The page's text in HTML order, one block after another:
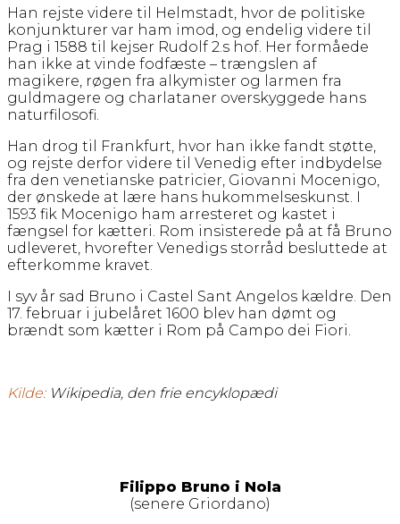
Han rejste videre til Helmstadt, hvor de politiske
konjunkturer var ham imod, og endelig videre til
Prag i 1588 til kejser Rudolf 2.s hof. Her formåede
han ikke at vinde fodfæste – trængslen af
magikere, røgen fra alkymister og larmen fra
guldmagere og charlataner overskyggede hans
naturfilosofi.
Han drog til Frankfurt, hvor han ikke fandt støtte,
og rejste derfor videre til Venedig efter indbydelse
fra den venetianske patricier, Giovanni Mocenigo,
der ønskede at lære hans hukommelseskunst. I
1593 fik Mocenigo ham arresteret og kastet i
fængsel for kætteri. Rom insisterede på at få Bruno
udleveret, hvorefter Venedigs storråd besluttede at
efterkomme kravet.
I syv år sad Bruno i Castel Sant Angelos kældre. Den
17. februar i jubelåret 1600 blev han dømt og
brændt som kætter i Rom på Campo dei Fiori.
Kilde:Wikipedia, den frie encyklopædi
Filippo Bruno i Nola
(senere Griordano)